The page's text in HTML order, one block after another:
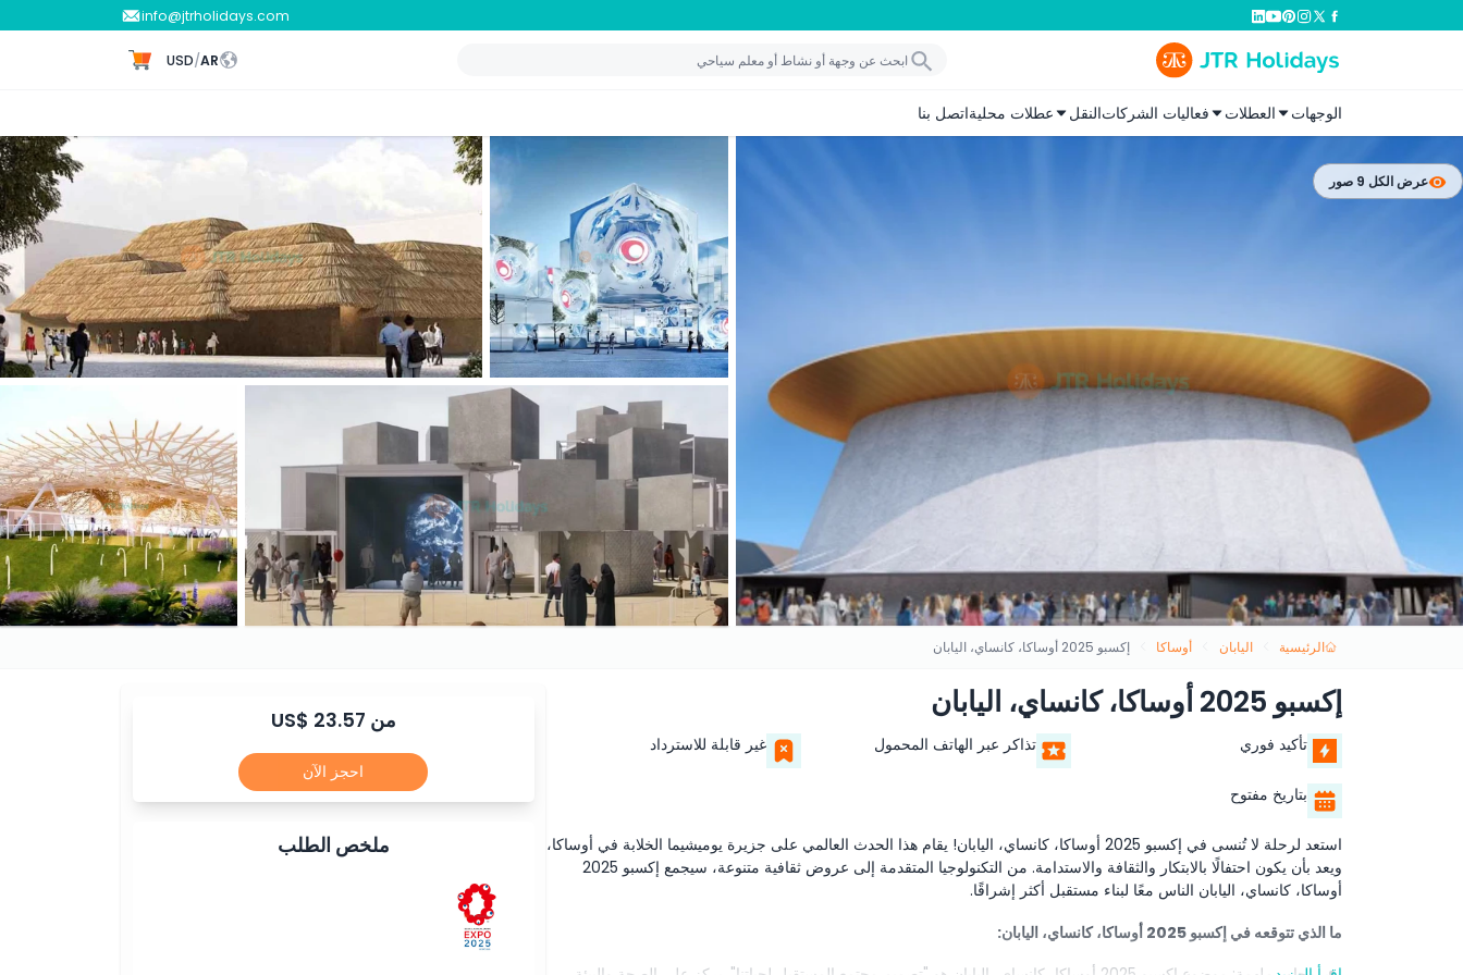
info@jtrholidays.com
AR
/
USD
الوجهات العطلات فعاليات الشركاتالنقل عطلات محليةاتصل بنا
عرض الكل 9 صور
الرئيسية اليابان أوساكا إكسبو 2025 أوساكا، كانساي، اليابان
إكسبو 2025 أوساكا، كانساي، اليابان
تأكيد فوري تذاكر عبر الهاتف المحمول غير قابلة للاسترداد
بتاريخ مفتوح
استعد لرحلة لا تُنسى في إكسبو 2025 أوساكا، كانساي، اليابان! يقام هذا الحدث العالمي على جزيرة يوميشيما الخلابة في أوساكا،
ويعد بأن يكون احتفالًا بالابتكار والثقافة والاستدامة. من التكنولوجيا المتقدمة إلى عروض ثقافية متنوعة، سيجمع إكسبو 2025
أوساكا، كانساي، اليابان الناس معًا لبناء مستقبل أكثر إشراقًا.
ما الذي تتوقعه في إكسبو 2025 أوساكا، كانساي، اليابان:
من US$ 23.57
احجز الآن
ملخص الطلب